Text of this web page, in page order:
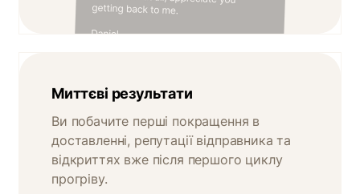
Миттєві результати
Ви побачите перші покращення в
доставленні, репутації відправника та
відкриттях вже після першого циклу
прогріву.